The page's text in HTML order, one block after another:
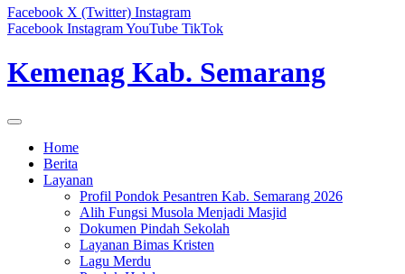
Facebook X (Twitter) Instagram
Facebook InstagramYouTube TikTok
Kemenag Kab. Semarang
Home
Berita
Layanan
Profil Pondok Pesantren Kab. Semarang 2026
Alih Fungsi Musola Menjadi Masjid
Dokumen Pindah Sekolah
Layanan Bimas Kristen
Lagu Merdu